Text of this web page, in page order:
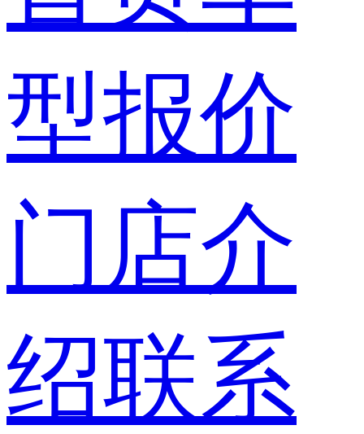
型报价
门店介
绍联系